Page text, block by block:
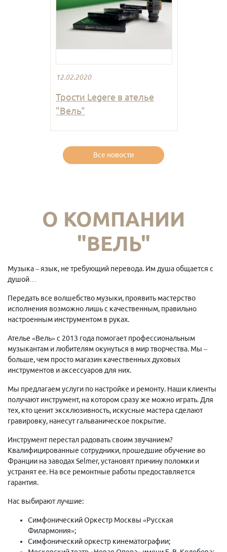
12.02.2020
Трости Legere в ателье
"Вель"
Все новости
О КОМПАНИИ
"ВЕЛЬ"
Музыка – язык, не требующий перевода. Им душа общается с
душой…
Передать все волшебство музыки, проявить мастерство
исполнения возможно лишь с качественным, правильно
настроенным инструментом в руках.
Ателье «Вель» с 2013 года помогает профессиональным
музыкантам и любителям окунуться в мир творчества. Мы –
больше, чем просто магазин качественных духовых
инструментов и аксессуаров для них.
Мы предлагаем услуги по настройке и ремонту. Наши клиенты
получают инструмент, на котором сразу же можно играть. Для
тех, кто ценит эксклюзивность, искусные мастера сделают
гравировку, нанесут гальваническое покрытие.
Инструмент перестал радовать своим звучанием?
Квалифицированные сотрудники, прошедшие обучение во
Франции на заводах Selmer, установят причину поломки и
устранят ее. На все ремонтные работы предоставляется
гарантия.
Нас выбирают лучшие:
Симфонический Оркестр Москвы «Русская
Филармония»;
Симфонический оркестр кинематографии;